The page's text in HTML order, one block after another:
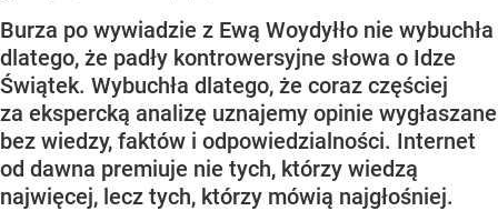
Burza po wywiadzie z Ewą Woydyłło nie wybuchła
dlatego, że padły kontrowersyjne słowa o Idze
Świątek. Wybuchła dlatego, że coraz częściej
za ekspercką analizę uznajemy opinie wygłaszane
bez wiedzy, faktów i odpowiedzialności. Internet
od dawna premiuje nie tych, którzy wiedzą
najwięcej, lecz tych, którzy mówią najgłośniej.